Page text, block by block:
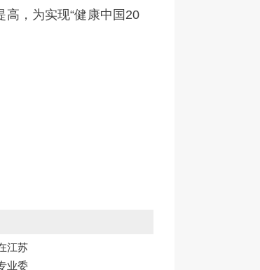
，为实现“健康中国20
江苏
业委